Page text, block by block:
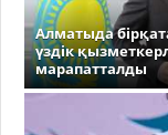
Алматыда
үздік
марапатталды